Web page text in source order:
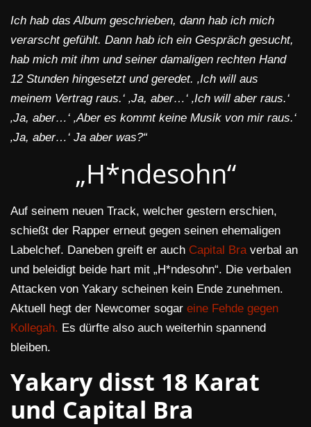
Ich hab das Album geschrieben, dann hab ich mich
verarscht gefühlt. Dann hab ich ein Gespräch gesucht,
hab mich mit ihm und seiner damaligen rechten Hand
12 Stunden hingesetzt und geredet. ‚Ich will aus
meinem Vertrag raus.‘ ‚Ja, aber…‘ ‚Ich will aber raus.‘
‚Ja, aber…‘ ‚Aber es kommt keine Musik von mir raus.‘
‚Ja, aber…‘ Ja aber was?“
„H*ndesohn“
Auf seinem neuen Track, welcher gestern erschien,
schießt der Rapper erneut gegen seinen ehemaligen
Labelchef. Daneben greift er auch Capital Braverbal an
und beleidigt beide hart mit „H*ndesohn“. Die verbalen
Attacken von Yakary scheinen kein Ende zunehmen.
Aktuell hegt der Newcomer sogar eine Fehde gegen
Kollegah. Es dürfte also auch weiterhin spannend
bleiben.
Yakary disst 18 Karat
und Capital Bra